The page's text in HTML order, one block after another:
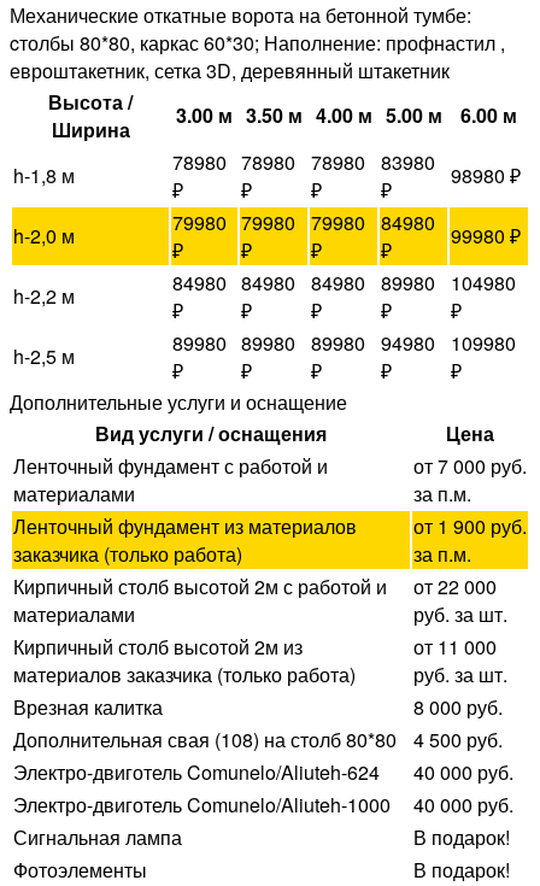
Механические откатные ворота на бетонной тумбе:
cтолбы 80*80, каркас 60*30; Наполнение: профнастил ,
евроштакетник, сетка 3D, деревянный штакетник
Высота /
Ширина
3.00 м 3.50 м 4.00 м 5.00 м 6.00 м
h-1,8 м
78980
₽
78980
₽
78980
₽
83980
₽
98980 ₽
h-2,0 м
79980
₽
79980
₽
79980
₽
84980
₽
99980 ₽
h-2,2 м
84980
₽
84980
₽
84980
₽
89980
₽
104980
₽
h-2,5 м
89980
₽
89980
₽
89980
₽
94980
₽
109980
₽
Дополнительные услуги и оснащение
Вид услуги / оснащения
Цена
Ленточный фундамент с работой и
материалами
от 7 000 руб.
за п.м.
Ленточный фундамент из материалов
заказчика (только работа)
от 1 900 руб.
за п.м.
Кирпичный столб высотой 2м с работой и
материалами
от 22 000
руб. за шт.
Кирпичный столб высотой 2м из
материалов заказчика (только работа)
от 11 000
руб. за шт.
Врезная калитка
8 000 руб.
Дополнительная свая (108) на столб 80*80
4 500 руб.
Электро-двиготель Comunelo/Aliuteh-624
40 000 руб.
Электро-двиготель Comunelo/Aliuteh-1000
40 000 руб.
Сигнальная лампа
В подарок!
Фотоэлементы
В подарок!